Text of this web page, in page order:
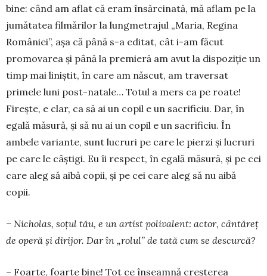
bine: când am aflat că eram însărcinată, mă aflam pe la
ju­mătatea filmărilor la lung­me­trajul „Maria, Re­gina
României”, aşa că până s-a editat, cât i-am făcut
promovarea şi până la pre­mieră am avut la dispoziţie un
timp mai liniştit, în care am născut, am traversat
primele luni post-natale… Totul a mers ca pe roate!
Fireşte, e clar, ca să ai un copil e un sacrificiu. Dar, în
egală mă­sură, şi să nu ai un copil e un sacrificiu. În
ambele variante, sunt lucruri pe care le pierzi şi lucruri
pe care le câştigi. Eu îi respect, în egală măsură, şi pe cei
care aleg să aibă copii, şi pe cei care aleg să nu aibă
copii.
– Nicholas, soţul tău, e un artist polivalent: actor, cântăreţ
de operă şi dirijor. Dar în „rolul” de tată cum se descurcă?
– Foarte, foarte bine! Tot ce înseamnă creş­terea